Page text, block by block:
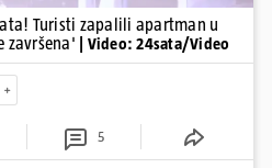
Turisti zapalili apartman u
završena'
| Video: 24sata/Video
5